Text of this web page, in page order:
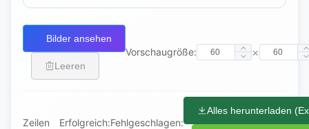
Bilder ansehen
Leeren
Vorschaugröße: ×
Zeilen
Erfolgreich:Fehlgeschlagen:
Alles herunterladen